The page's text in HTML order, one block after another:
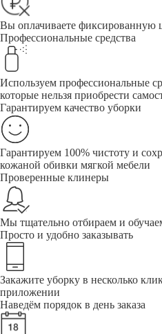
Вы оплачиваете фиксированную
Профессиональные средства
Используем профессиональные
которые нельзя приобрести
Гарантируем качество уборки
Гарантируем 100% чистоту и
кожаной обивки мягкой мебели
Проверенные клинеры
Мы тщательно отбираем и
Просто и удобно заказывать
Закажите уборку в несколько
приложении
Наведём порядок в день заказа